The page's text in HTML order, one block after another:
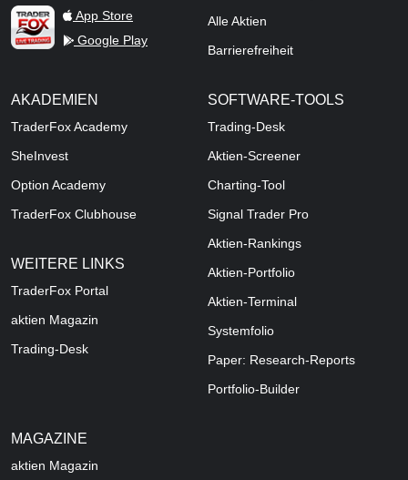
TraderFox Live Trading
App Store
Google Play
Alle Aktien
Barrierefreiheit
AKADEMIEN
TraderFox Academy
SheInvest
Option Academy
TraderFox Clubhouse
WEITERE LINKS
TraderFox Portal
aktien Magazin
Trading-Desk
SOFTWARE-TOOLS
Trading-Desk
Aktien-Screener
Charting-Tool
Signal Trader Pro
Aktien-Rankings
Aktien-Portfolio
Aktien-Terminal
Systemfolio
Paper: Research-Reports
Portfolio-Builder
MAGAZINE
aktien Magazin